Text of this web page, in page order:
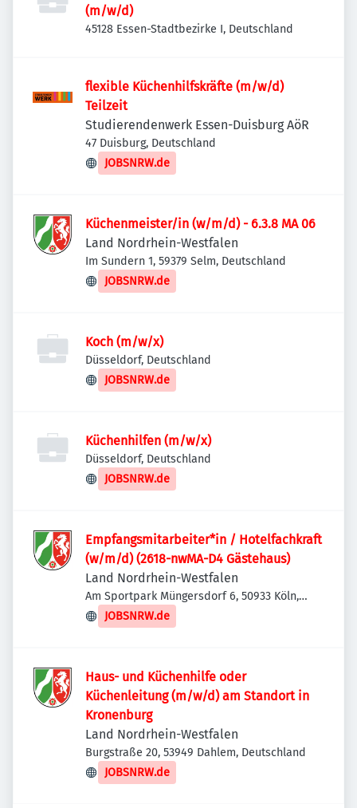
(m/w/d)
45128 Essen-Stadtbezirke I, Deutschland
flexible Küchenhilfskräfte (m/w/d)
Teilzeit
Studierendenwerk Essen-Duisburg AöR
47 Duisburg, Deutschland
JOBSNRW.de
Küchenmeister/in (w/m/d) - 6.3.8 MA 06
Land Nordrhein-Westfalen
Im Sundern 1, 59379 Selm, Deutschland
JOBSNRW.de
Koch (m/w/x)
Düsseldorf, Deutschland
JOBSNRW.de
Küchenhilfen (m/w/x)
Düsseldorf, Deutschland
JOBSNRW.de
Empfangsmitarbeiter*in / Hotelfachkraft
(w/m/d) (2618-nwMA-D4 Gästehaus)
Land Nordrhein-Westfalen
Am Sportpark Müngersdorf 6, 50933 Köln,
Deutschland
JOBSNRW.de
Haus- und Küchenhilfe oder
Küchenleitung (m/w/d) am Standort in
Kronenburg
Land Nordrhein-Westfalen
Burgstraße 20, 53949 Dahlem, Deutschland
JOBSNRW.de